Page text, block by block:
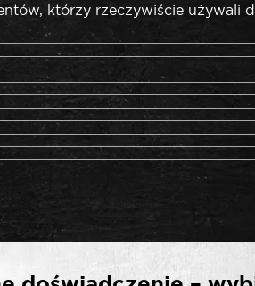
którzy rzeczywiście używali
O